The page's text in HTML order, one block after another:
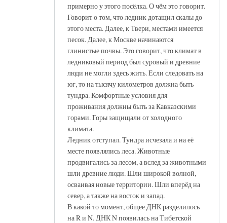
примерно у этого посёлка. О чём это говорит.
Говорит о том, что ледник дотащил скалы до
этого места. Далее, к Твери, местами имеется
песок. Далее, к Москве начинаются
глинистые почвы. Это говорит, что климат в
ледниковый период был суровый и древние
люди не могли здесь жить. Если следовать на
юг, то на тысячу километров должна быть
тундра. Комфортные условия для
проживания должны быть за Кавказскими
горами. Горы защищали от холодного
климата.
Ледник отступал. Тундра исчезала и на её
месте появлялись леса. Животные
продвигались за лесом, а вслед за животными
шли древние люди. Шли широкой волной,
осваивая новые территории. Шли вперёд на
север, а также на восток и запад.
В какой то момент, общее ДНК разделилось
на R и N. ДНК N появилась на Тибетской